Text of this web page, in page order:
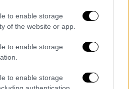
to enable storage
of the website or app.
to enable storage
to enable storage